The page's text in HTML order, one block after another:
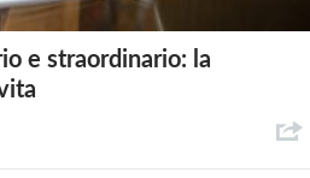
e straordinario: la